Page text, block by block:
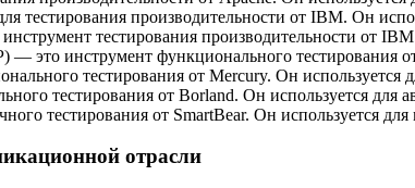
тестирования производительности от IBM. Он
инструмент тестирования производительности от
— это инструмент функционального тестирования
тестирования от Mercury. Он
тестирования от Borland. Он используется для
тестирования от SmartBear. Он используется
отрасли